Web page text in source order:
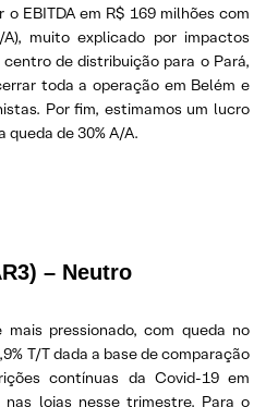
EBITDA em R$ 169 milhões com
muito explicado por impactos
de distribuição para o Pará,
toda a operação em Belém e
Por fim, estimamos um lucro
queda de 30% A/A.
– Neutro
pressionado, com queda no
T/T dada a base de comparação
contínuas da Covid-19 em
lojas nesse trimestre. Para o